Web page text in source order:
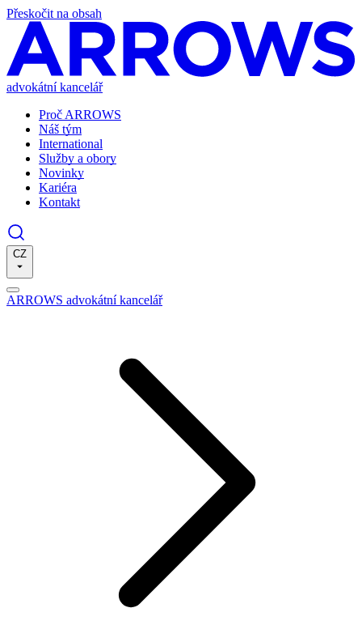
Přeskočit na obsah
advokátní kancelář
Proč ARROWS
Náš tým
International
Služby a obory
Novinky
Kariéra
Kontakt
CZ
ARROWS advokátní kancelář